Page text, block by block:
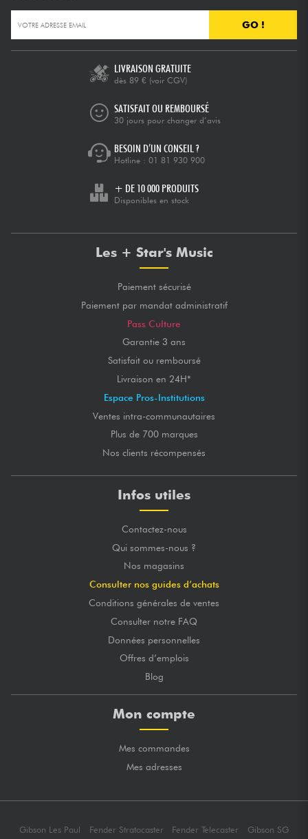
GO !
LIVRAISON GRATUITE
dès 89 € (voir CGV)
SATISFAIT OU REMBOURSÉ
30 jours pour changer d’avis
BESOIN D’UN CONSEIL ?
Hotline : 01 81 930 900
+ DE 10 000 PRODUITS
Disponibles en stock
Les + Star's Music
Paiement sécurisé
Paiement par mandat administratif
Pass Culture
Garantie 3 ans
Satisfait ou remboursé
Livraison en 24H*
Espace Pros-Institutions
Ventes intra-communautaires
Plus de 700 marques
Nos clients récompensés
Infos utiles
Contactez-nous
Qui sommes-nous ?
Nos magasins
Consulter nos guides d’achats
Conditions générales de ventes
Consulter notre FAQ
Données personnelles
Offres d’emplois
Blog
Mon compte
Mes commandes
Mes adresses
Gibson Les Paul Fender Stratocaster Fender Telecaster Gibson SG